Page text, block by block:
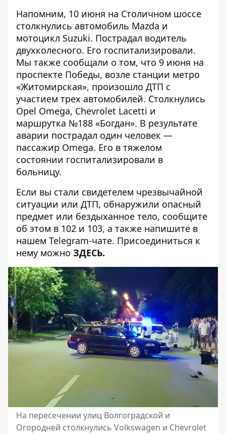
Напомним, 10 июня на Столичном шоссе
столкнулись автомобиль Mazda и
мотоцикл Suzuki. Пострадал водитель
двухколесного. Его госпитализировали.
Мы также сообщали о том, что 9 июня на
проспекте Победы, возле станции метро
«Житомирская», произошло ДТП с
участием трех автомобилей. Столкнулись
Opel Omega, Chevrolet Lacetti и
маршрутка №188 «Богдан». В результате
аварии пострадал один человек —
пассажир Omega. Его в тяжелом
состоянии госпитализировали в
больницу.
Если вы стали свидетелем чрезвычайной
ситуации или ДТП, обнаружили опасный
предмет или бездыханное тело, сообщите
об этом в 102 и 103, а также напишите в
нашем Telegram-чате. Присоединиться к
нему можно ЗДЕСЬ.
На пересечении улиц Волгоградской и
Огородней столкнулись Volkswagen и Chevrolet